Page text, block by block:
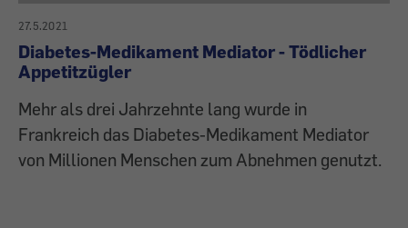
27.5.2021
Diabetes-Medikament Mediator - Tödlicher
Appetitzügler
Mehr als drei Jahrzehnte lang wurde in
Frankreich das Diabetes-Medikament Mediator
von Millionen Menschen zum Abnehmen genutzt.